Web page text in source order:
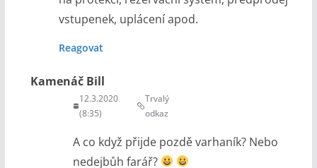
vstupenek, uplácení apod.
Reagovat
Kamenáč Bill
12.3.2020
(8:35)
Trvalý
odkaz
A co když přijde pozdě varhaník? Nebo
nedejbůh farář?